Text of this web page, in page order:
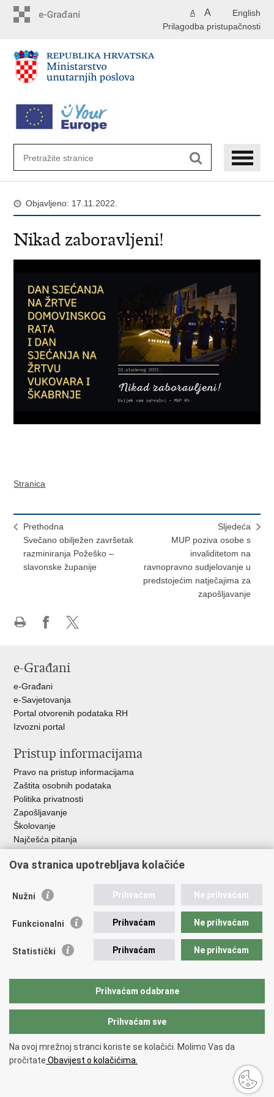
English
A A
Prilagodba pristupačnosti
Objavljeno: 17.11.2022.
Nikad zaboravljeni!
Stranica
Prethodna
Svečano obilježen završetak
razminiranja Požeško –
slavonske županije
Sljedeća
MUP poziva osobe s
invaliditetom na
ravnopravno sudjelovanje u
predstojećim natječajima za
zapošljavanje
Facebooku
X-
e-Građani
e-Građani
e-Savjetovanja
Portal otvorenih podataka RH
Izvozni portal
Pristup informacijama
Pravo na pristup informacijama
Zaštita osobnih podataka
Politika privatnosti
Zapošljavanje
Školovanje
Najčešća pitanja
Važne poveznice
EMN Nacionalna kontaktna točka za Republiku Hrvatsku
Policijska akademija
Zaklada policijske solidarnosti
Udruge
Copyright © 2026 Ministarstvo unutarnjih poslova Republike Hrvatske.
Uvjeti korištenja.Izjava o pristupačnosti
Ova stranica upotrebljava kolačiće
Nužni Prihvaćam Ne prihvaćam
Funkcionalni Prihvaćam Ne prihvaćam
Statistički Prihvaćam Ne prihvaćam
Prihvaćam odabrane
Prihvaćam sve
Na ovoj mrežnoj stranci koriste se kolačići. Molimo Vas da
pročitate Obavijest o kolačićima.